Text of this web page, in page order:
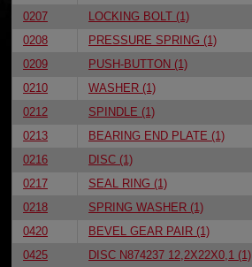
0207
LOCKING BOLT (1)
0208
PRESSURE SPRING (1)
0209
PUSH-BUTTON (1)
0210
WASHER (1)
0212
SPINDLE (1)
0213
BEARING END PLATE (1)
0216
DISC (1)
0217
SEAL RING (1)
0218
SPRING WASHER (1)
0420
BEVEL GEAR PAIR (1)
0425
DISC N874237 12,2X22X0,1 (1)